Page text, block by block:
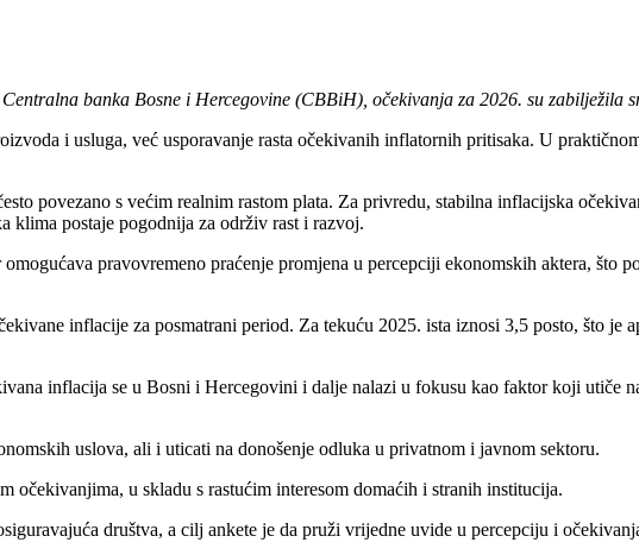
banka Bosne i Hercegovine (CBBiH), očekivanja za 2026. su zabilježila
i usluga, već usporavanje rasta očekivanih inflatornih pritisaka. U
povezano s većim realnim rastom plata. Za privredu, stabilna inflacijska
klima postaje pogodnija za održiv rast i razvoj.
pravovremeno praćenje promjena u percepciji ekonomskih aktera, što
inflacije za posmatrani period. Za tekuću 2025. ista iznosi 3,5 posto, što je
inflacija se u Bosni i Hercegovini i dalje nalazi u fokusu kao faktor koji utiče
uslova, ali i uticati na donošenje odluka u privatnom i javnom sektoru.
u skladu s rastućim interesom domaćih i stranih institucija.
društva, a cilj ankete je da pruži vrijedne uvide u percepciju i